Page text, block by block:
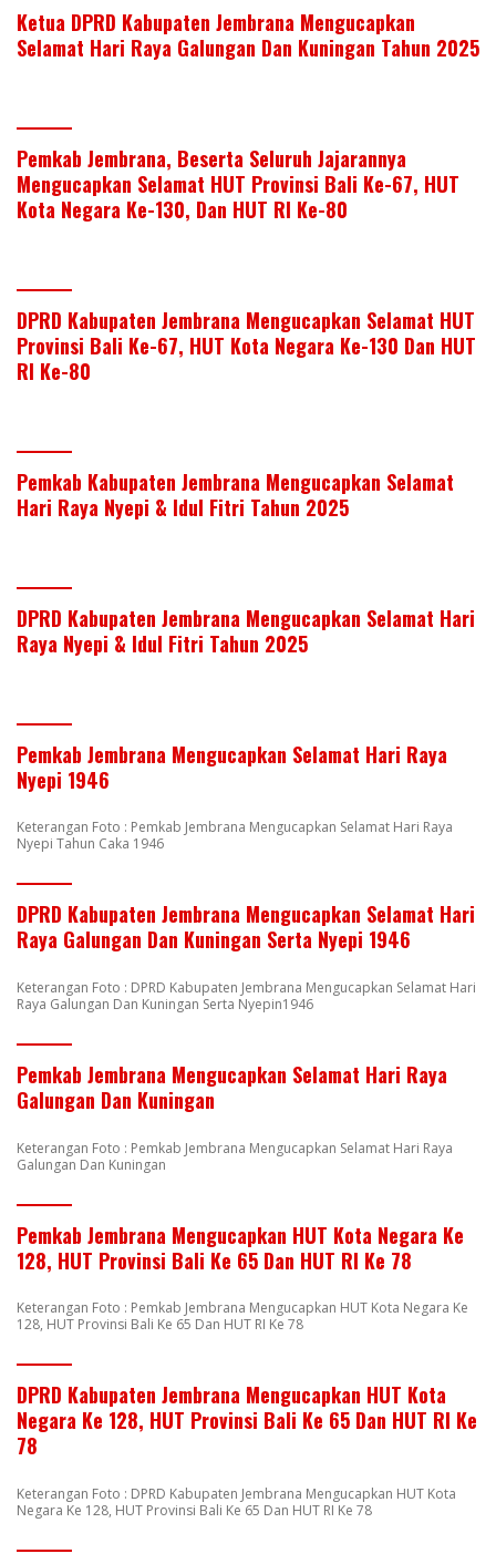
Ketua DPRD Kabupaten Jembrana Mengucapkan
Selamat Hari Raya Galungan Dan Kuningan Tahun 2025
Pemkab Jembrana, Beserta Seluruh Jajarannya
Mengucapkan Selamat HUT Provinsi Bali Ke-67, HUT
Kota Negara Ke-130, Dan HUT RI Ke-80
DPRD Kabupaten Jembrana Mengucapkan Selamat HUT
Provinsi Bali Ke-67, HUT Kota Negara Ke-130 Dan HUT
RI Ke-80
Pemkab Kabupaten Jembrana Mengucapkan Selamat
Hari Raya Nyepi & Idul Fitri Tahun 2025
DPRD Kabupaten Jembrana Mengucapkan Selamat Hari
Raya Nyepi & Idul Fitri Tahun 2025
Pemkab Jembrana Mengucapkan Selamat Hari Raya
Nyepi 1946
Keterangan Foto : Pemkab Jembrana Mengucapkan Selamat Hari Raya
Nyepi Tahun Caka 1946
DPRD Kabupaten Jembrana Mengucapkan Selamat Hari
Raya Galungan Dan Kuningan Serta Nyepi 1946
Keterangan Foto : DPRD Kabupaten Jembrana Mengucapkan Selamat Hari
Raya Galungan Dan Kuningan Serta Nyepin1946
Pemkab Jembrana Mengucapkan Selamat Hari Raya
Galungan Dan Kuningan
Keterangan Foto : Pemkab Jembrana Mengucapkan Selamat Hari Raya
Galungan Dan Kuningan
Pemkab Jembrana Mengucapkan HUT Kota Negara Ke
128, HUT Provinsi Bali Ke 65 Dan HUT RI Ke 78
Keterangan Foto : Pemkab Jembrana Mengucapkan HUT Kota Negara Ke
128, HUT Provinsi Bali Ke 65 Dan HUT RI Ke 78
DPRD Kabupaten Jembrana Mengucapkan HUT Kota
Negara Ke 128, HUT Provinsi Bali Ke 65 Dan HUT RI Ke
78
Keterangan Foto : DPRD Kabupaten Jembrana Mengucapkan HUT Kota
Negara Ke 128, HUT Provinsi Bali Ke 65 Dan HUT RI Ke 78